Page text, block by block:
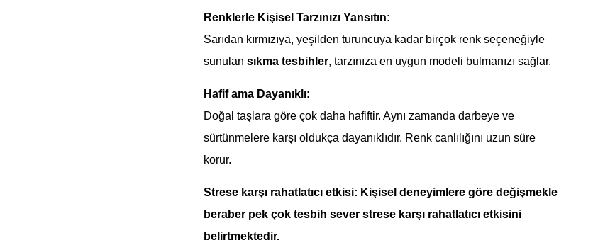
Renklerle Kişisel Tarzınızı Yansıtın:
Sarıdan kırmızıya, yeşilden turuncuya kadar birçok renk seçeneğiyle
sunulan sıkma tesbihler, tarzınıza en uygun modeli bulmanızı sağlar.
Hafif ama Dayanıklı:
Doğal taşlara göre çok daha hafiftir. Aynı zamanda darbeye ve
sürtünmelere karşı oldukça dayanıklıdır. Renk canlılığını uzun süre
korur.
Strese karşı rahatlatıcı etkisi: Kişisel deneyimlere göre değişmekle
beraber pek çok tesbih sever strese karşı rahatlatıcı etkisini
belirtmektedir.